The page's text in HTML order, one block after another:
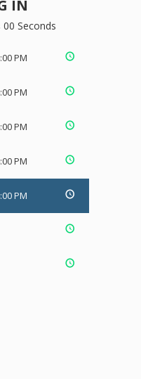
IN
Seconds
PM
PM
PM
PM
PM